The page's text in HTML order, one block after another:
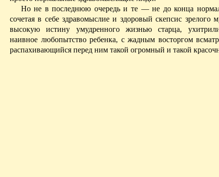
Но не в последнюю очередь и те — не до конца
сочетая в себе здравомыслие и здоровый скепсис зрелого
высокую истину умудренного жизнью старца,
наивное любопытство ребенка, с жадным восторгом
распахивающийся перед ним такой огромный и такой